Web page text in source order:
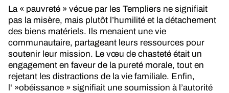
La « pauvreté » vécue par les Templiers ne signifiait
pas la misère, mais plutôt l’humilité et la détachement
des biens matériels. Ils menaient une vie
communautaire, partageant leurs ressources pour
soutenir leur mission. Le vœu de chasteté était un
engagement en faveur de la pureté morale, tout en
rejetant les distractions de la vie familiale. Enfin,
l' »obéissance » signifiait une soumission à l’autorité